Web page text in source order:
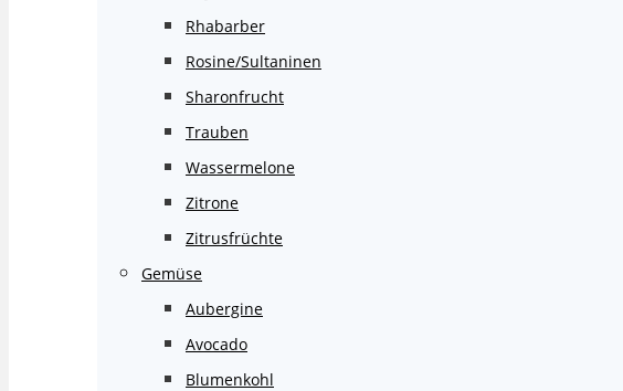
Rhabarber
Rosine/Sultaninen
Sharonfrucht
Trauben
Wassermelone
Zitrone
Zitrusfrüchte
Gemüse
Aubergine
Avocado
Blumenkohl